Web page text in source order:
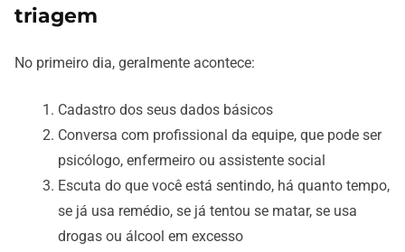
triagem
No primeiro dia, geralmente acontece:
Cadastro dos seus dados básicos
Conversa com profissional da equipe, que pode ser
psicólogo, enfermeiro ou assistente social
Escuta do que você está sentindo, há quanto tempo,
se já usa remédio, se já tentou se matar, se usa
drogas ou álcool em excesso